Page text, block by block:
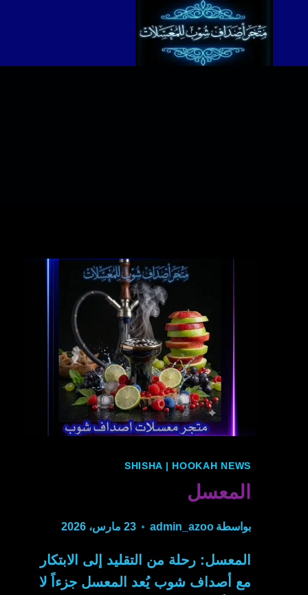
SHISHA | HOOKAH NEWS
المعسل
بواسطة admin_azoo 23 مارس، 2026
المعسل: رحلة من التقليد إلى الابتكار
مع أصداف شوب يُعد المعسل جزءاً لا